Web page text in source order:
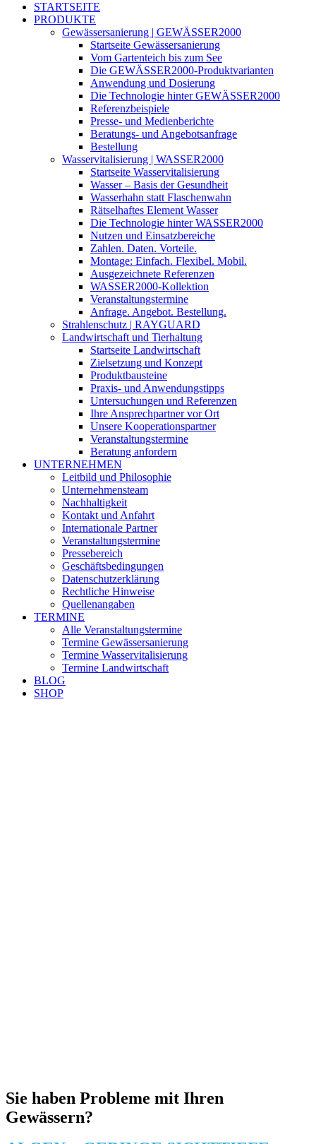
STARTSEITE
PRODUKTE
Gewässersanierung | GEWÄSSER2000
Startseite Gewässersanierung
Vom Gartenteich bis zum See
Die GEWÄSSER2000-Produktvarianten
Anwendung und Dosierung
Die Technologie hinter GEWÄSSER2000
Referenzbeispiele
Presse- und Medienberichte
Beratungs- und Angebotsanfrage
Bestellung
Wasservitalisierung | WASSER2000
Startseite Wasservitalisierung
Wasser – Basis der Gesundheit
Wasserhahn statt Flaschenwahn
Rätselhaftes Element Wasser
Die Technologie hinter WASSER2000
Nutzen und Einsatzbereiche
Zahlen. Daten. Vorteile.
Montage: Einfach. Flexibel. Mobil.
Ausgezeichnete Referenzen
WASSER2000-Kollektion
Veranstaltungstermine
Anfrage. Angebot. Bestellung.
Strahlenschutz | RAYGUARD
Landwirtschaft und Tierhaltung
Startseite Landwirtschaft
Zielsetzung und Konzept
Produktbausteine
Praxis- und Anwendungstipps
Untersuchungen und Referenzen
Ihre Ansprechpartner vor Ort
Unsere Kooperationspartner
Veranstaltungstermine
Beratung anfordern
UNTERNEHMEN
Leitbild und Philosophie
Unternehmensteam
Nachhaltigkeit
Kontakt und Anfahrt
Internationale Partner
Veranstaltungstermine
Pressebereich
Geschäftsbedingungen
Datenschutzerklärung
Rechtliche Hinweise
Quellenangaben
TERMINE
Alle Veranstaltungstermine
Termine Gewässersanierung
Termine Wasservitalisierung
Termine Landwirtschaft
BLOG
SHOP
Sie haben Probleme mit Ihren
Gewässern?